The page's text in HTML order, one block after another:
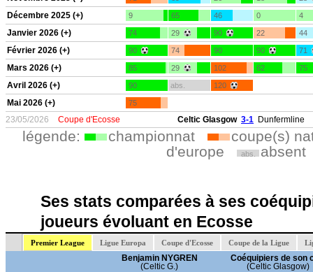
Décembre 2025 (+) 9 65 46 0 4
Janvier 2026 (+) 74 29 90 22 44
Février 2026 (+) 90 74 90 90 71
Mars 2026 (+) 85 29 102 62 75
Avril 2026 (+) 90 abs. 120
Mai 2026 (+) 75
23/05/2026 Coupe d'Ecosse Celtic Glasgow 3-1 Dunfermline
légende: championnat
coupe(s)
d'europe
abs. absent
Ses stats comparées à ses
joueurs évoluant en Ecosse
Premier League Ligue Europa Coupe d'Ecosse Coupe de la Ligue
Benjamin NYGREN
(Celtic G.)
Coéquipiers de son
(Celtic Glasgow)